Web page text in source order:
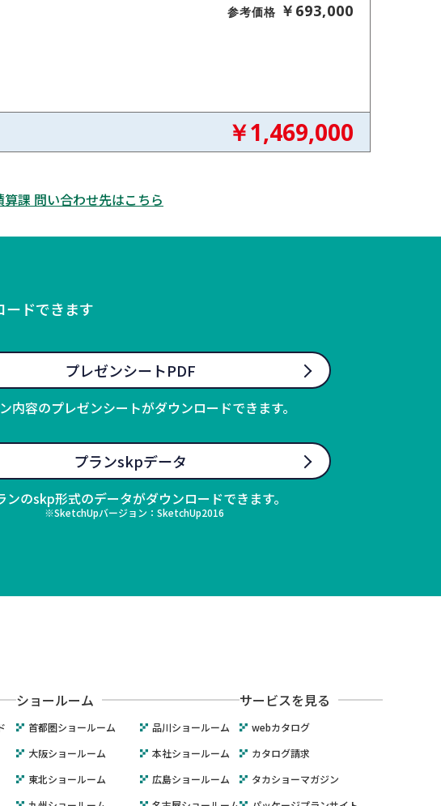
参考価格 ￥693,000
￥1,469,000
算課 問い合わせ先はこちら
ードできます
プレゼンシートPDF
内容のプレゼンシートがダウンロードできます。
プランskpデータ
ンのskp形式のデータがダウンロードできます。
※SketchUpバージョン：SketchUp2016
ショールーム
首都圏ショールーム
品川ショールーム
大阪ショールーム
本社ショールーム
東北ショールーム
広島ショールーム
サービスを見る
webカタログ
カタログ請求
タカショーマガジン